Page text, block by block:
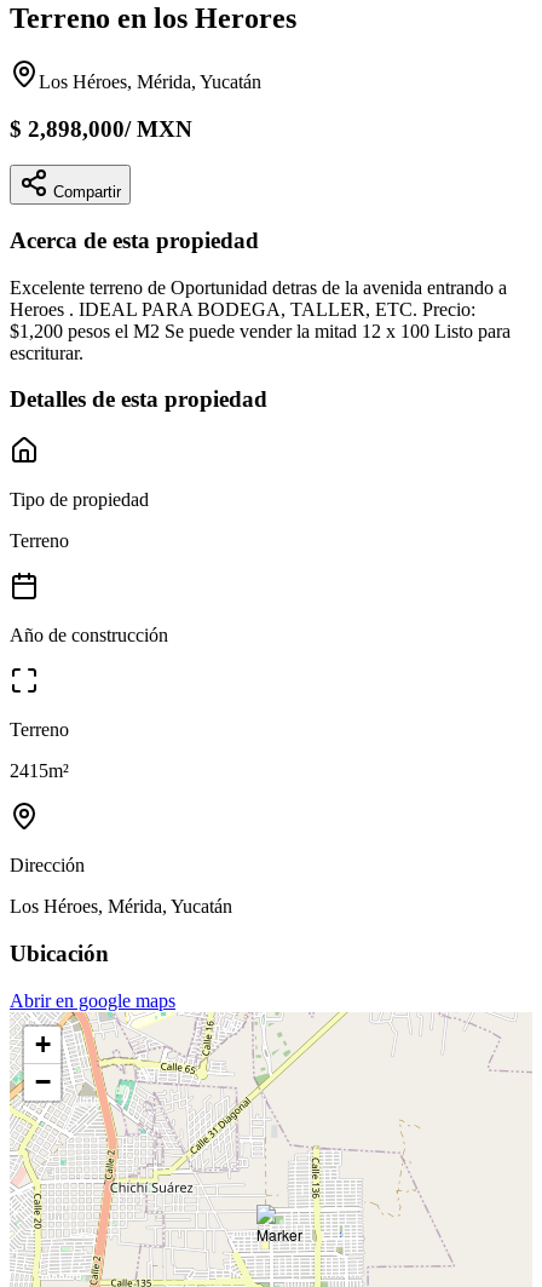
Terreno en los Herores
Los Héroes, Mérida, Yucatán
$ 2,898,000/MXN
Compartir
Acerca de esta propiedad
Excelente terreno de Oportunidad detras de la avenida entrando a
Heroes . IDEAL PARA BODEGA, TALLER, ETC. Precio:
$1,200 pesos el M2 Se puede vender la mitad 12 x 100 Listo para
escriturar.
Detalles de esta propiedad
Tipo de propiedad
Terreno
Año de construcción
Terreno
2415m²
Dirección
Los Héroes, Mérida, Yucatán
Ubicación
Abrir en google maps
+
−